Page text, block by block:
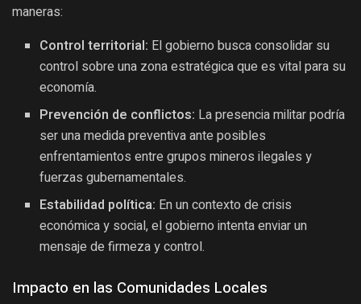
maneras:
Control territorial: El gobierno busca consolidar su
control sobre una zona estratégica que es vital para su
economía.
Prevención de conflictos: La presencia militar podría
ser una medida preventiva ante posibles
enfrentamientos entre grupos mineros ilegales y
fuerzas gubernamentales.
Estabilidad política: En un contexto de crisis
económica y social, el gobierno intenta enviar un
mensaje de firmeza y control.
Impacto en las Comunidades Locales